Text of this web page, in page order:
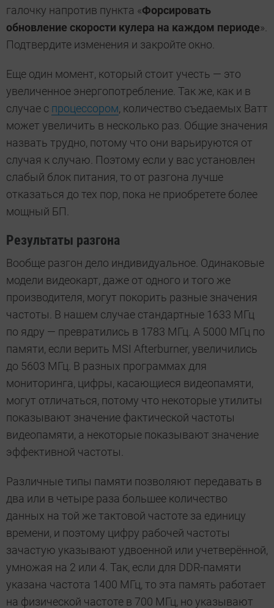
галочку напротив пункта «Форсировать
обновление скорости кулера на каждом периоде».
Подтвердите изменения и закройте окно.
Еще один момент, который стоит учесть — это
увеличенное энергопотребление. Так же, как и в
случае с процессором, количество съедаемых Ватт
может увеличить в несколько раз. Общие значения
назвать трудно, потому что они варьируются от
случая к случаю. Поэтому если у вас установлен
слабый блок питания, то от разгона лучше
отказаться до тех пор, пока не приобретете более
мощный БП.
Результаты разгона
Вообще разгон дело индивидуальное. Одинаковые
модели видеокарт, даже от одного и того же
производителя, могут покорить разные значения
частоты. В нашем случае стандартные 1633 МГц
по ядру — превратились в 1783 МГц. А 5000 МГц по
памяти, если верить MSI Afterburner, увеличились
до 5603 МГц. В разных программах для
мониторинга, цифры, касающиеся видеопамяти,
могут отличаться, потому что некоторые утилиты
показывают значение фактической частоты
видеопамяти, а некоторые показывают значение
эффективной частоты.
Различные типы памяти позволяют передавать в
два или в четыре раза большее количество
данных на той же тактовой частоте за единицу
времени, и поэтому цифру рабочей частоты
зачастую указывают удвоенной или учетверённой,
умножая на 2 или 4. Так, если для DDR-памяти
указана частота 1400 МГц, то эта память работает
на физической частоте в 700 МГц, но указывают